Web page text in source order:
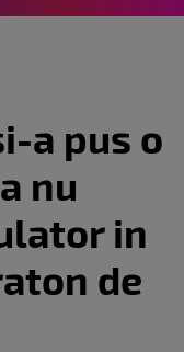
a pus o
nu
in
de